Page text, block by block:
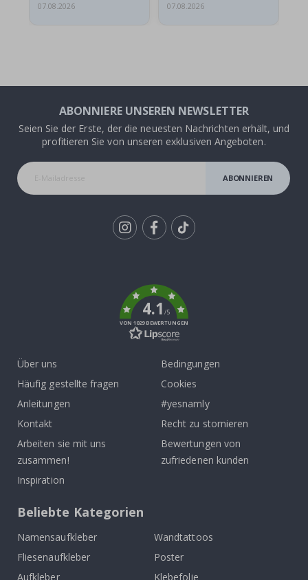
07.08.2026
07.08.2026
ABONNIERE UNSEREN NEWSLETTER
Seien Sie der Erste, der die neuesten Nachrichten erhält, und
profitieren Sie von unseren exklusiven Angeboten.
ABONNIEREN
4.1/5
VON 1029 BEWERTUNGEN
Über uns
Häufig gestellte fragen
Anleitungen
Kontakt
Arbeiten sie mit uns
zusammen!
Inspiration
Bedingungen
Cookies
#yesnamly
Recht zu stornieren
Bewertungen von
zufriedenen kunden
Beliebte Kategorien
Namensaufkleber
Wandtattoos
Fliesenaufkleber
Poster
Aufkleber
Klebefolie